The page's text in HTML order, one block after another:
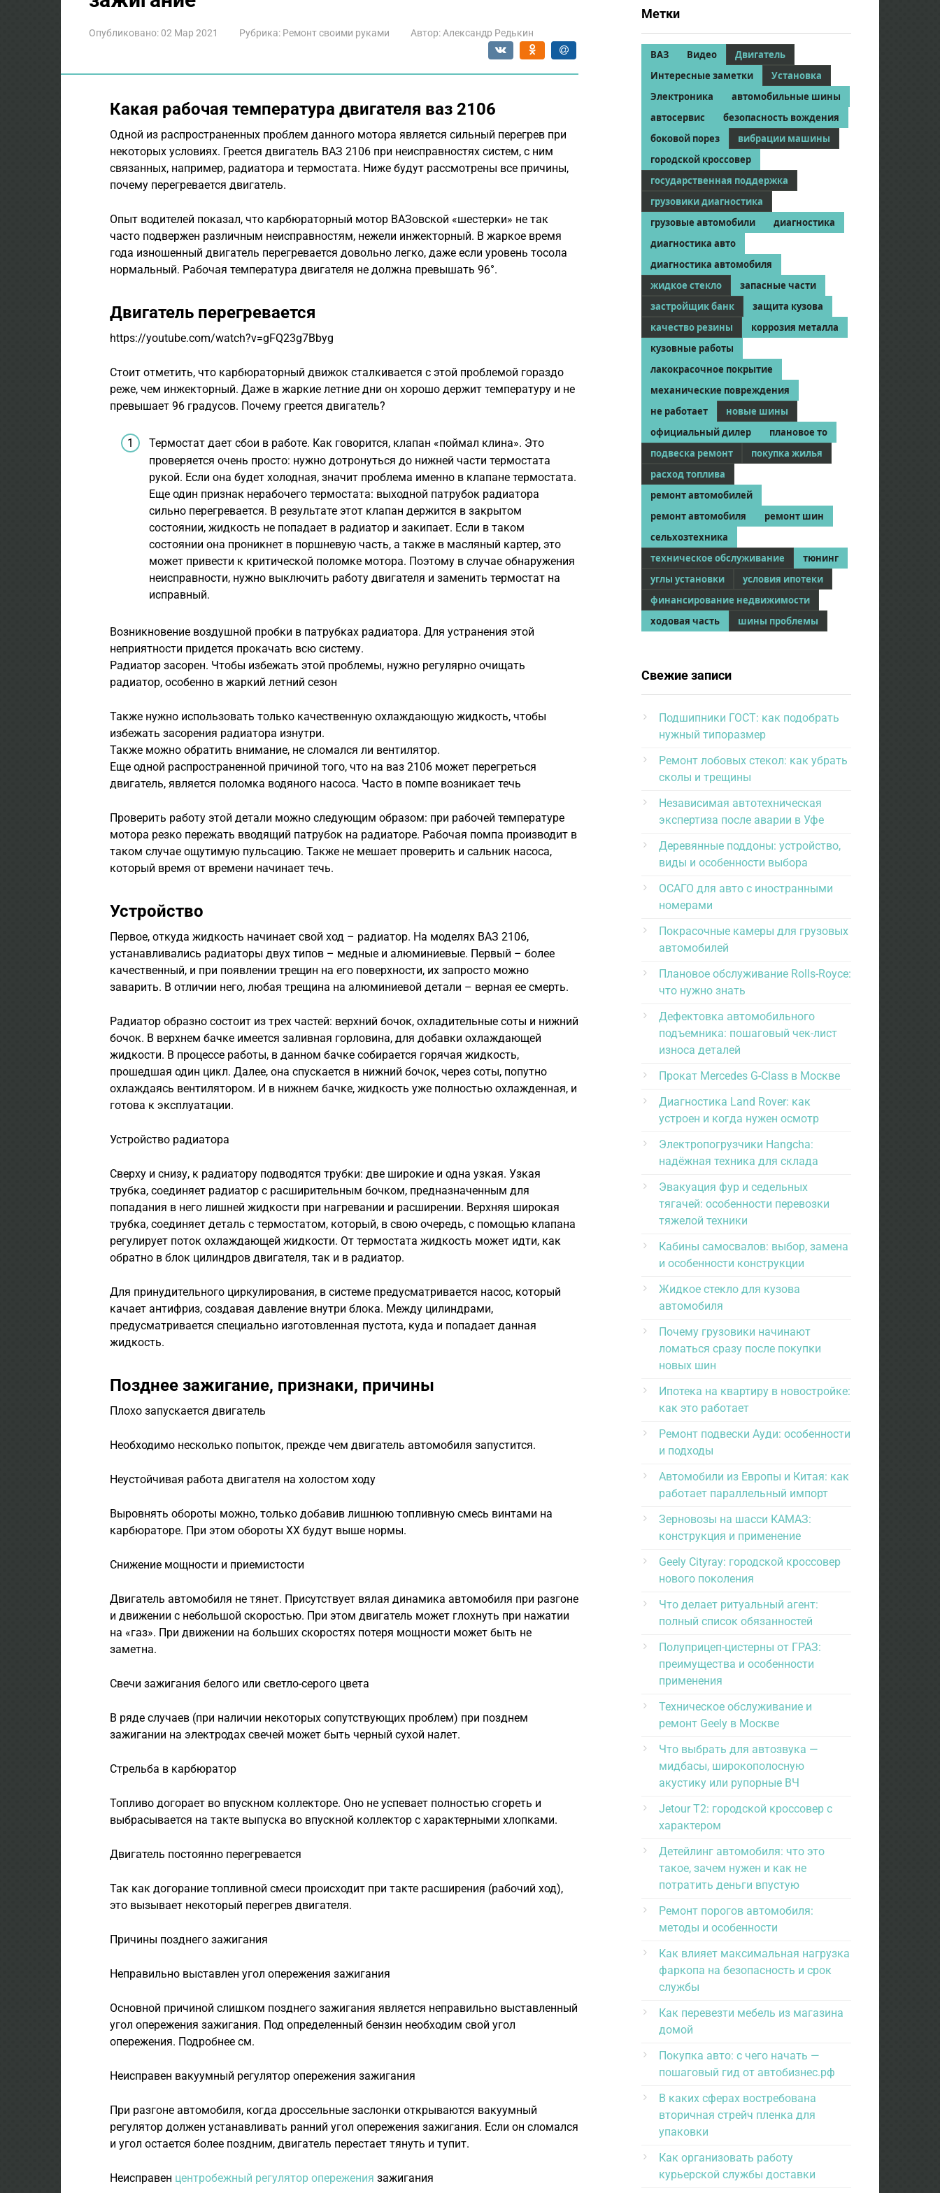
Опубликовано: 02 Мар 2021 Рубрика: Ремонт своими руками Автор: Александр Редькин
Какая рабочая температура двигателя ваз 2106
Одной из распространенных проблем данного мотора является сильный перегрев при
некоторых условиях. Греется двигатель ВАЗ 2106 при неисправностях систем, с ним
связанных, например, радиатора и термостата. Ниже будут рассмотрены все причины,
почему перегревается двигатель.
Опыт водителей показал, что карбюраторный мотор ВАЗовской «шестерки» не так
часто подвержен различным неисправностям, нежели инжекторный. В жаркое время
года изношенный двигатель перегревается довольно легко, даже если уровень тосола
нормальный. Рабочая температура двигателя не должна превышать 96°.
Двигатель перегревается
https://youtube.com/watch?v=gFQ23g7Bbyg
Стоит отметить, что карбюраторный движок сталкивается с этой проблемой гораздо
реже, чем инжекторный. Даже в жаркие летние дни он хорошо держит температуру и не
превышает 96 градусов. Почему греется двигатель?
Термостат дает сбои в работе. Как говорится, клапан «поймал клина». Это
проверяется очень просто: нужно дотронуться до нижней части термостата
рукой. Если она будет холодная, значит проблема именно в клапане термостата.
Еще один признак нерабочего термостата: выходной патрубок радиатора
сильно перегревается. В результате этот клапан держится в закрытом
состоянии, жидкость не попадает в радиатор и закипает. Если в таком
состоянии она проникнет в поршневую часть, а также в масляный картер, это
может привести к критической поломке мотора. Поэтому в случае обнаружения
неисправности, нужно выключить работу двигателя и заменить термостат на
исправный.
Возникновение воздушной пробки в патрубках радиатора. Для устранения этой
неприятности придется прокачать всю систему.
Радиатор засорен. Чтобы избежать этой проблемы, нужно регулярно очищать
радиатор, особенно в жаркий летний сезон
Также нужно использовать только качественную охлаждающую жидкость, чтобы
избежать засорения радиатора изнутри.
Также можно обратить внимание, не сломался ли вентилятор.
Еще одной распространенной причиной того, что на ваз 2106 может перегреться
двигатель, является поломка водяного насоса. Часто в помпе возникает течь
Проверить работу этой детали можно следующим образом: при рабочей температуре
мотора резко пережать вводящий патрубок на радиаторе. Рабочая помпа производит в
таком случае ощутимую пульсацию. Также не мешает проверить и сальник насоса,
который время от времени начинает течь.
Устройство
Первое, откуда жидкость начинает свой ход – радиатор. На моделях ВАЗ 2106,
устанавливались радиаторы двух типов – медные и алюминиевые. Первый – более
качественный, и при появлении трещин на его поверхности, их запросто можно
заварить. В отличии него, любая трещина на алюминиевой детали – верная ее смерть.
Радиатор образно состоит из трех частей: верхний бочок, охладительные соты и нижний
бочок. В верхнем бачке имеется заливная горловина, для добавки охлаждающей
жидкости. В процессе работы, в данном бачке собирается горячая жидкость,
прошедшая один цикл. Далее, она спускается в нижний бочок, через соты, попутно
охлаждаясь вентилятором. И в нижнем бачке, жидкость уже полностью охлажденная, и
готова к эксплуатации.
Устройство радиатора
Сверху и снизу, к радиатору подводятся трубки: две широкие и одна узкая. Узкая
трубка, соединяет радиатор с расширительным бочком, предназначенным для
попадания в него лишней жидкости при нагревании и расширении. Верхняя широкая
трубка, соединяет деталь с термостатом, который, в свою очередь, с помощью клапана
регулирует поток охлаждающей жидкости. От термостата жидкость может идти, как
обратно в блок цилиндров двигателя, так и в радиатор.
Для принудительного циркулирования, в системе предусматривается насос, который
качает антифриз, создавая давление внутри блока. Между цилиндрами,
предусматривается специально изготовленная пустота, куда и попадает данная
жидкость.
Позднее зажигание, признаки, причины
Плохо запускается двигатель
Необходимо несколько попыток, прежде чем двигатель автомобиля запустится.
Неустойчивая работа двигателя на холостом ходу
Выровнять обороты можно, только добавив лишнюю топливную смесь винтами на
карбюраторе. При этом обороты ХХ будут выше нормы.
Снижение мощности и приемистости
Двигатель автомобиля не тянет. Присутствует вялая динамика автомобиля при разгоне
и движении с небольшой скоростью. При этом двигатель может глохнуть при нажатии
на «газ». При движении на больших скоростях потеря мощности может быть не
заметна.
Свечи зажигания белого или светло-серого цвета
В ряде случаев (при наличии некоторых сопутствующих проблем) при позднем
зажигании на электродах свечей может быть черный сухой налет.
Стрельба в карбюратор
Топливо догорает во впускном коллекторе. Оно не успевает полностью сгореть и
выбрасывается на такте выпуска во впускной коллектор с характерными хлопками.
Двигатель постоянно перегревается
Так как догорание топливной смеси происходит при такте расширения (рабочий ход),
это вызывает некоторый перегрев двигателя.
Причины позднего зажигания
Неправильно выставлен угол опережения зажигания
Основной причиной слишком позднего зажигания является неправильно выставленный
угол опережения зажигания. Под определенный бензин необходим свой угол
опережения. Подробнее см.
Неисправен вакуумный регулятор опережения зажигания
При разгоне автомобиля, когда дроссельные заслонки открываются вакуумный
регулятор должен устанавливать ранний угол опережения зажигания. Если он сломался
и угол остается более поздним, двигатель перестает тянуть и тупит.
Неисправен центробежный регулятор опережения зажигания
Метки
ВАЗ Видео
Двигатель
Интересные заметки
Установка
Электроника
автомобильные шины
автосервис
безопасность вождения
боковой порез
вибрации машины
городской кроссовер
государственная поддержка
грузовики диагностика
грузовые автомобили
диагностика
диагностика авто
диагностика автомобиля
жидкое стекло
запасные части
застройщик банк
защита кузова
качество резины
коррозия металла
кузовные работы
лакокрасочное покрытие
механические повреждения
не работает
новые шины
официальный дилер
плановое то
подвеска ремонт
покупка жилья
расход топлива
ремонт автомобилей
ремонт автомобиля
ремонт шин
сельхозтехника
техническое обслуживание
тюнинг
углы установки
условия ипотеки
финансирование недвижимости
ходовая часть
шины проблемы
Свежие записи
Подшипники ГОСТ: как подобрать
нужный типоразмер
Ремонт лобовых стекол: как убрать
сколы и трещины
Независимая автотехническая
экспертиза после аварии в Уфе
Деревянные поддоны: устройство,
виды и особенности выбора
ОСАГО для авто с иностранными
номерами
Покрасочные камеры для грузовых
автомобилей
Плановое обслуживание Rolls-Royce:
что нужно знать
Дефектовка автомобильного
подъемника: пошаговый чек-лист
износа деталей
Прокат Mercedes G-Class в Москве
Диагностика Land Rover: как
устроен и когда нужен осмотр
Электропогрузчики Hangcha:
надёжная техника для склада
Эвакуация фур и седельных
тягачей: особенности перевозки
тяжелой техники
Кабины самосвалов: выбор, замена
и особенности конструкции
Жидкое стекло для кузова
автомобиля
Почему грузовики начинают
ломаться сразу после покупки
новых шин
Ипотека на квартиру в новостройке:
как это работает
Ремонт подвески Ауди: особенности
и подходы
Автомобили из Европы и Китая: как
работает параллельный импорт
Зерновозы на шасси КАМАЗ:
конструкция и применение
Geely Cityray: городской кроссовер
нового поколения
Что делает ритуальный агент:
полный список обязанностей
Полуприцеп-цистерны от ГРАЗ:
преимущества и особенности
применения
Техническое обслуживание и
ремонт Geely в Москве
Что выбрать для автозвука —
мидбасы, широкополосную
акустику или рупорные ВЧ
Jetour T2: городской кроссовер с
характером
Детейлинг автомобиля: что это
такое, зачем нужен и как не
потратить деньги впустую
Ремонт порогов автомобиля:
методы и особенности
Как влияет максимальная нагрузка
фаркопа на безопасность и срок
службы
Как перевезти мебель из магазина
домой
Покупка авто: с чего начать —
пошаговый гид от автобизнес.рф
В каких сферах востребована
вторичная стрейч пленка для
упаковки
Как организовать работу
курьерской службы доставки